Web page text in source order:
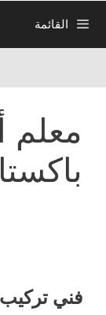
القائمة
معلم
فني تركيب